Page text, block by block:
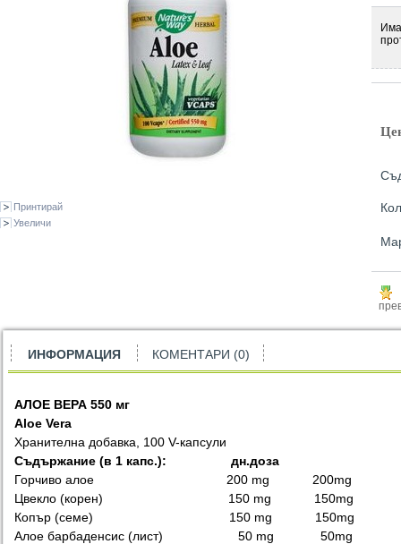
Принтирай
Увеличи
ИНФОРМАЦИЯ КОМЕНТАРИ (0)
АЛОЕ ВЕРА 550 мг
Aloe Vera
Хранителна добавка, 100 V-капсули
Съдържание (в 1 капс.):
дн.доза
Горчиво алое 200 mg 200mg
Цвекло (корен) 150 mg 150mg
Копър (семе) 150 mg 150mg
Алое барбаденсис (лист) 50 mg 50mg